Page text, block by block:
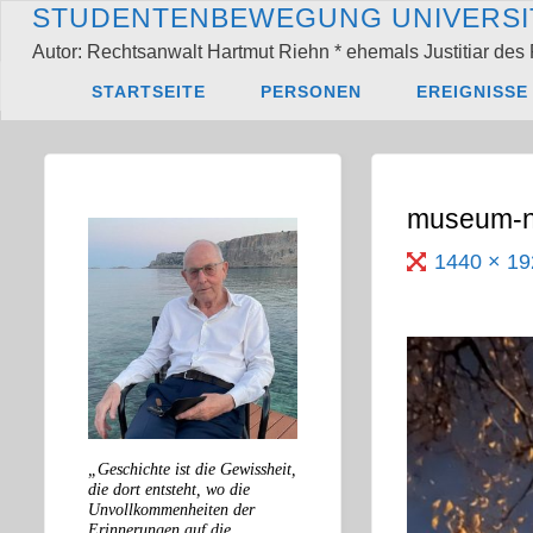
Zum
springen
STUDENTENBEWEGUNG UNIVERSI
Autor: Rechtsanwalt Hartmut Riehn * ehemals Justitiar des
STARTSEITE PERSONEN EREIGNISSE
Startmuseum-
museum-
1440 ×
„Geschichte ist die Gewissheit,
die dort entsteht, wo die
Unvollkommenheiten der